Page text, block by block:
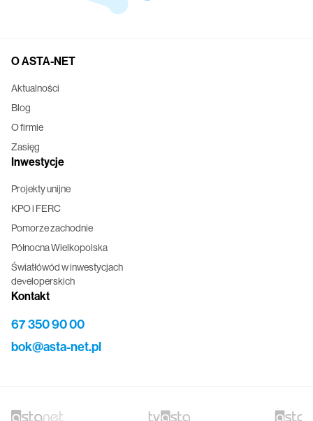
O ASTA-NET
Aktualności
Blog
O firmie
Zasięg
Inwestycje
Projekty unijne
KPO i FERC
Pomorze zachodnie
Północna Wielkopolska
Światłówód w inwestycjach
developerskich
Kontakt
67 350 90 00
bok@asta-net.pl